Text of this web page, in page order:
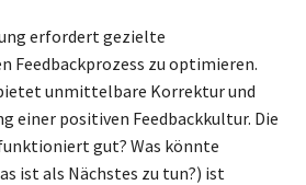
erfordert gezielte
Feedbackprozess zu optimieren.
unmittelbare Korrektur und
einer positiven Feedbackkultur. Die
gut? Was könnte
ist als Nächstes zu tun?) ist